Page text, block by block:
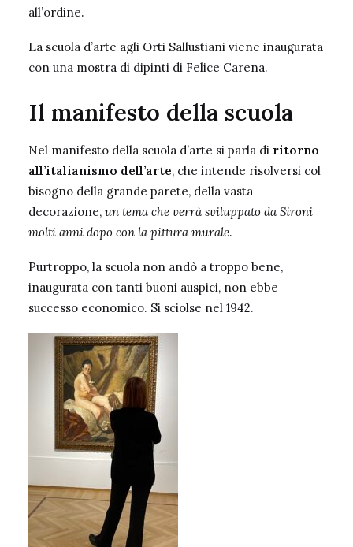
all’ordine.
La scuola d’arte agli Orti Sallustiani viene inaugurata
con una mostra di dipinti di Felice Carena.
Il manifesto della scuola
Nel manifesto della scuola d’arte si parla di ritorno
all’italianismo dell’arte, che intende risolversi col
bisogno della grande parete, della vasta
decorazione, un tema che verrà sviluppato da Sironi
molti anni dopo con la pittura murale.
Purtroppo, la scuola non andò a troppo bene,
inaugurata con tanti buoni auspici, non ebbe
successo economico. Si sciolse nel 1942.